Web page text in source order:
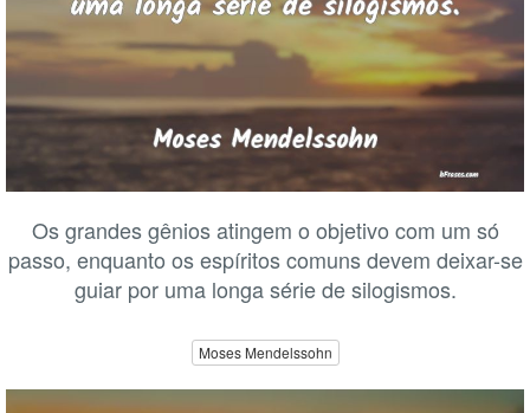
Os grandes gênios atingem o objetivo com um só
passo, enquanto os espíritos comuns devem deixar-se
guiar por uma longa série de silogismos.
Moses Mendelssohn